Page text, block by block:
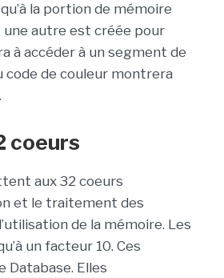
la portion de mémoire
une autre est créée pour
à accéder à un segment de
code de couleur montrera
coeurs
aux 32 coeurs
et le traitement des
de la mémoire. Les
un facteur 10. Ces
Database. Elles